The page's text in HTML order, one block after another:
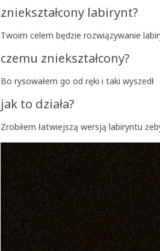
zniekształcony labirynt?
Twoim celem będzie rozwiązywanie
czemu zniekształcony?
Bo rysowałem go od ręki i taki wyszedł
jak to działa?
Zrobiłem łatwiejszą wersją labiryntu